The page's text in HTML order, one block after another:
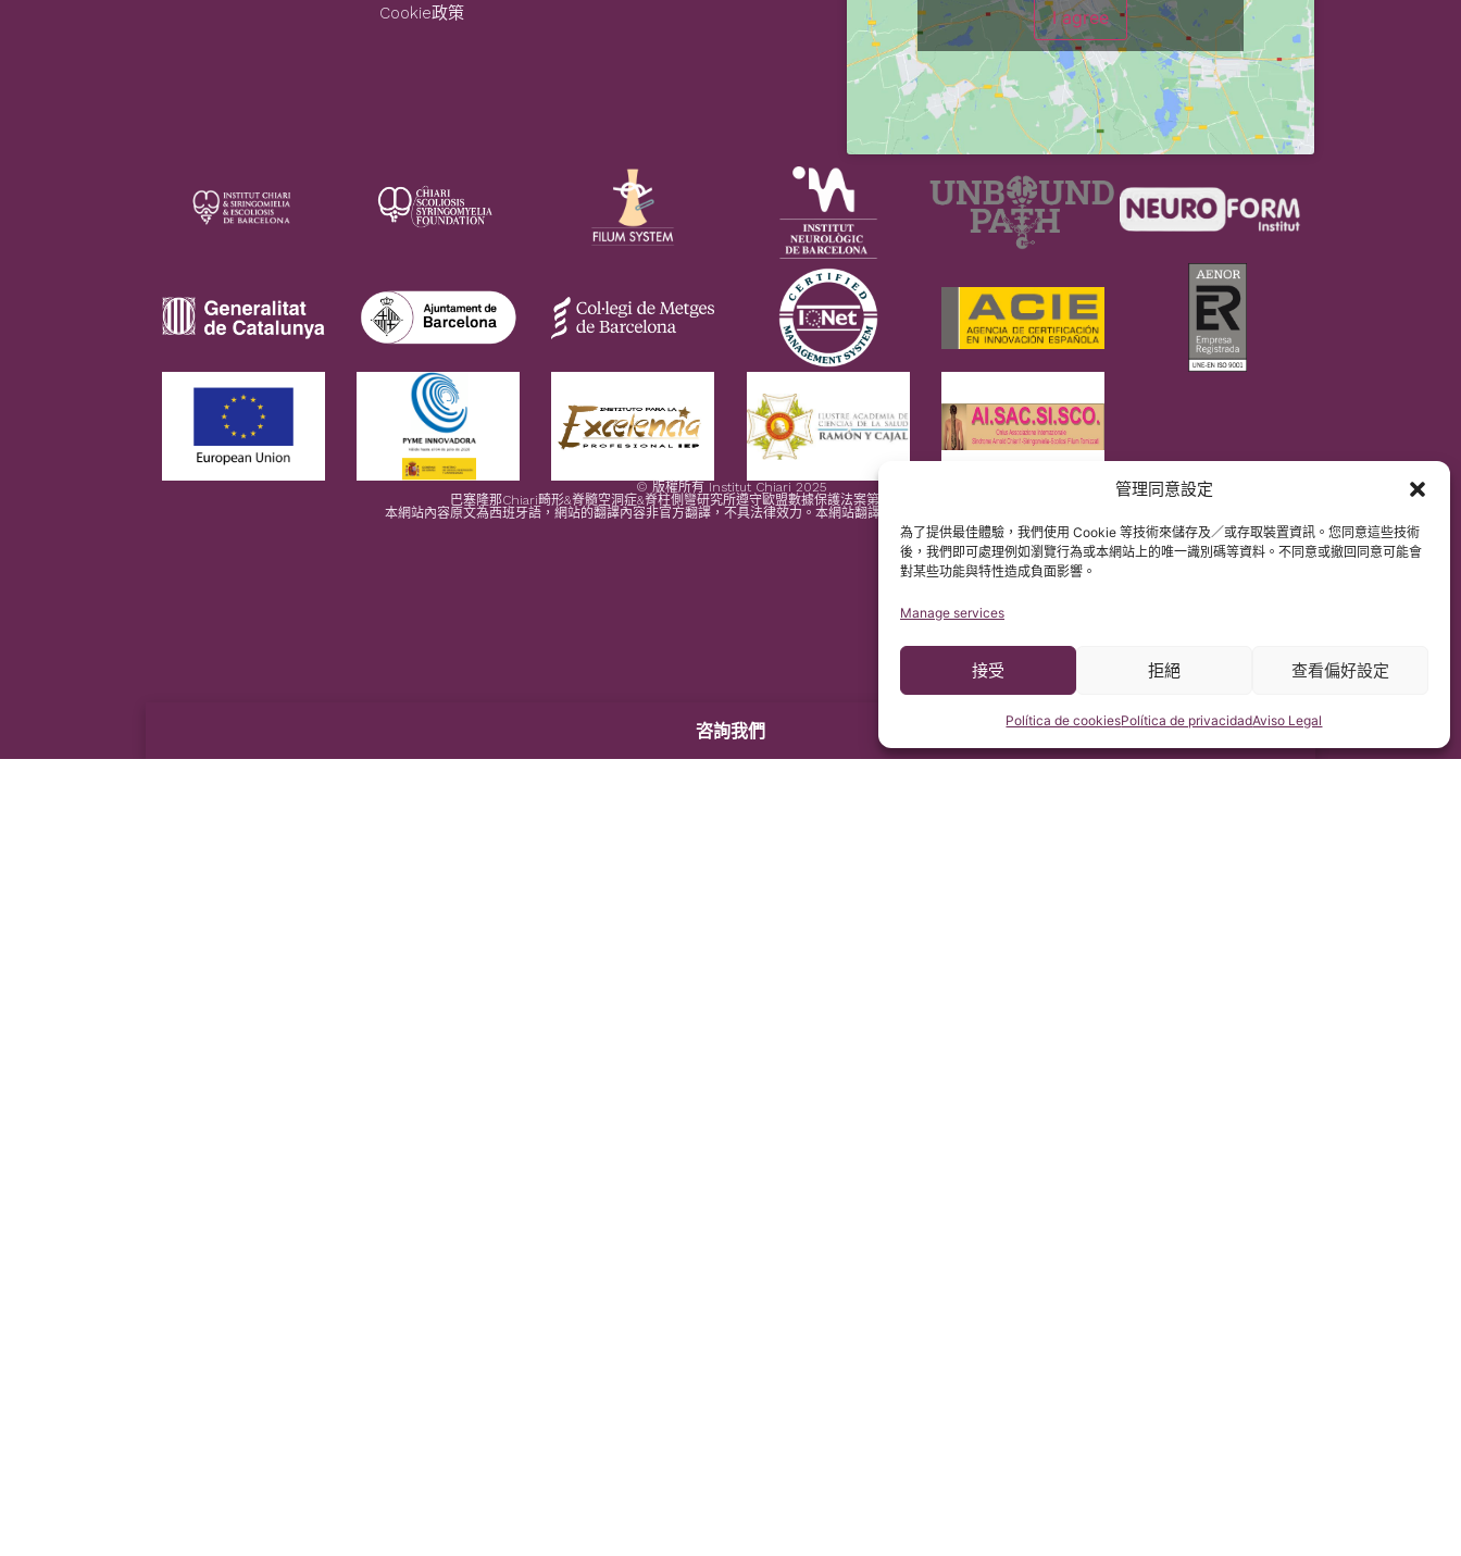
管理同意設定
為了提供最佳體驗，我們使用 Cookie 等技術來儲存及／或存取裝置資訊。您同意這些技術
後，我們即可處理例如瀏覽行為或本網站上的唯一識別碼等資料。不同意或撤回同意可能會
對某些功能與特性造成負面影響。
Manage services
接受 拒絕 查看偏好設定
Política de cookiesPolítica de privacidadAviso Legal
Cookie政策
I agree
© 版權所有 Institut Chiari 2025
巴塞隆那Chiari畸形&脊髓空洞症&脊柱側彎研究所遵守歐盟數據保護法案第2016/679條（GDPR）
本網站內容原文為西班牙語，網站的翻譯內容非官方翻譯，不具法律效力。本網站翻譯旨在幫助讀者理解原文網站內容。
咨詢我們